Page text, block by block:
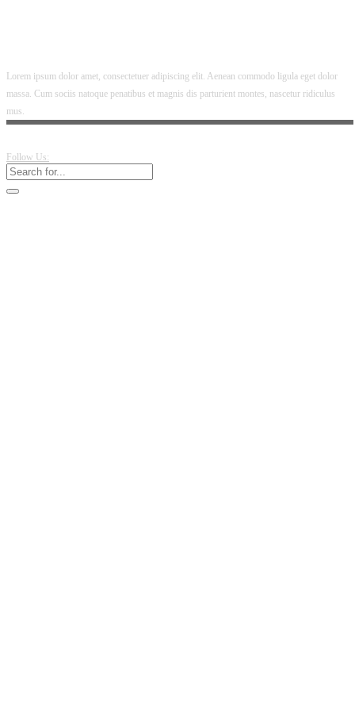
Lorem ipsum dolor amet, consectetuer adipiscing elit. Aenean commodo ligula eget dolor
massa. Cum sociis natoque penatibus et magnis dis parturient montes, nascetur ridiculus
mus.
Follow Us: